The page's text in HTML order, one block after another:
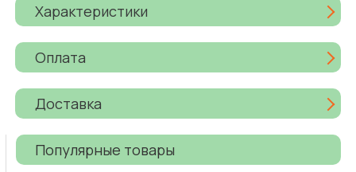
Характеристики
Оплата
Доставка
Популярные товары